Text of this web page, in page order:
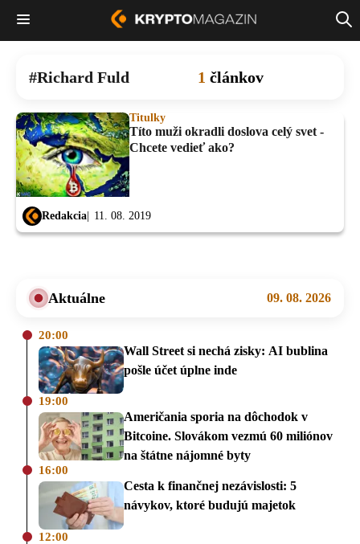
Richard Fuld 1 článkov
Titulky
Títo muži okradli doslova celý svet -
Chcete vedieť ako?
Redakcia 11. 08. 2019
Aktuálne 09. 08. 2026
20:00
Wall Street si nechá zisky: AI bublina
pošle účet úplne inde
19:00
Američania sporia na dôchodok v
Bitcoine. Slovákom vezmú 60 miliónov
na štátne nájomné byty
16:00
Cesta k finančnej nezávislosti: 5
návykov, ktoré budujú majetok
12:00